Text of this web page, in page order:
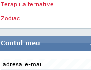
Terapii alternative
Zodiac
Contul meu